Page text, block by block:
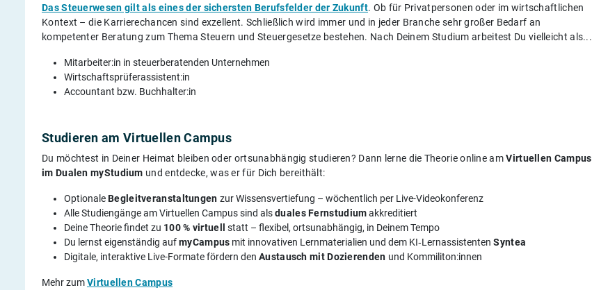
Das Steuerwesen gilt als eines der sichersten Berufsfelder der Zukunft. Ob für Privatpersonen oder im wirtschaftlichen
Kontext – die Karrierechancen sind exzellent. Schließlich wird immer und in jeder Branche sehr großer Bedarf an
kompetenter Beratung zum Thema Steuern und Steuergesetze bestehen. Nach Deinem Studium arbeitest Du vielleicht als...
Mitarbeiter:in in steuerberatenden Unternehmen
Wirtschaftsprüferassistent:in
Accountant bzw. Buchhalter:in
Studieren am Virtuellen Campus
Du möchtest in Deiner Heimat bleiben oder ortsunabhängig studieren? Dann lerne die Theorie online amVirtuellen Campus
im Dualen myStudium und entdecke, was er für Dich bereithält:
OptionaleBegleitveranstaltungen zur Wissensvertiefung – wöchentlich per Live-Videokonferenz
Alle Studiengänge am Virtuellen Campus sind alsduales Fernstudiumakkreditiert
Deine Theorie findet zu 100 % virtuell
statt – flexibel, ortsunabhängig, in Deinem Tempo
Du lernst eigenständig aufmyCampus mit innovativen Lernmaterialien und dem KI‑LernassistentenSyntea
Digitale, interaktive Live-Formate fördern den Austausch mit Dozierenden und Kommiliton:innen
Mehr zumVirtuellen Campus